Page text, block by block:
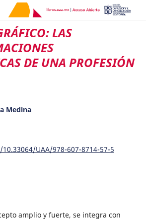
LAS
DE UNA PROFESIÓN
Medina
UAA/978-607-8714-57-5
amplio y fuerte, se integra con